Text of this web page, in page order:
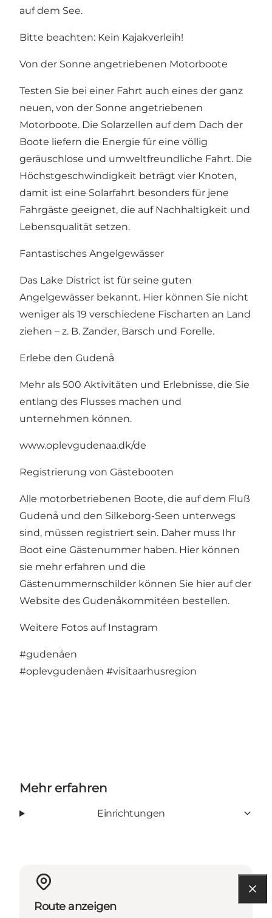
auf dem See.
Bitte beachten: Kein Kajakverleih!
Von der Sonne angetriebenen Motorboote
Testen Sie bei einer Fahrt auch eines der ganz
neuen, von der Sonne angetriebenen
Motorboote. Die Solarzellen auf dem Dach der
Boote liefern die Energie für eine völlig
geräuschlose und umweltfreundliche Fahrt. Die
Höchstgeschwindigkeit beträgt vier Knoten,
damit ist eine Solarfahrt besonders für jene
Fahrgäste geeignet, die auf Nachhaltigkeit und
Lebensqualität setzen.
Fantastisches Angelgewässer
Das Lake District ist für seine guten
Angelgewässer bekannt. Hier können Sie nicht
weniger als 19 verschiedene Fischarten an Land
ziehen – z. B. Zander, Barsch und Forelle.
Erlebe den Gudenå
Mehr als 500 Aktivitäten und Erlebnisse, die Sie
entlang des Flusses machen und
unternehmen können.
www.oplevgudenaa.dk/de
Registrierung von Gästebooten
Alle motorbetriebenen Boote, die auf dem Fluß
Gudenå und den Silkeborg-Seen unterwegs
sind, müssen registriert sein. Daher muss Ihr
Boot eine Gästenummer haben. Hier können
sie mehr erfahren und die
Gästenummernschilder können Sie hier auf der
Website des Gudenåkommitéen bestellen.
Weitere Fotos auf Instagram
#gudenåen
#oplevgudenåen #visitaarhusregion
Mehr erfahren
Einrichtungen
Route anzeigen